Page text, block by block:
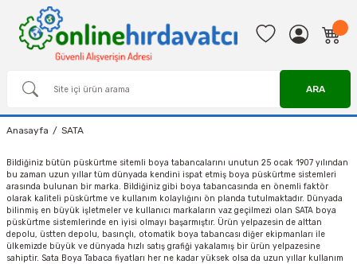
ARA
Anasayfa SATA
Bildiğiniz bütün püskürtme sitemli boya tabancalarını unutun 25 ocak 1907 yılından
bu zaman uzun yıllar tüm dünyada kendini ispat etmiş boya püskürtme sistemleri
arasında bulunan bir marka. Bildiğiniz gibi boya tabancasında en önemli faktör
olarak kaliteli püskürtme ve kullanım kolaylığını ön planda tutulmaktadır. Dünyada
bilinmiş en büyük işletmeler ve kullanıcı markaların vaz geçilmezi olan SATA boya
püskürtme sistemlerinde en iyisi olmayı başarmıştır. Ürün yelpazesin de alttan
depolu, üstten depolu, basınçlı, otomatik boya tabancası diğer ekipmanları ile
ülkemizde büyük ve dünyada hızlı satış grafiği yakalamış bir ürün yelpazesine
sahiptir. Sata Boya Tabaca fiyatları her ne kadar yüksek olsa da uzun yıllar kullanım